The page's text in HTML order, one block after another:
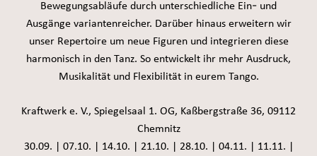
Bewegungsabläufe durch unterschiedliche Ein- und
Ausgänge variantenreicher. Darüber hinaus erweitern wir
unser Repertoire um neue Figuren und integrieren diese
harmonisch in den Tanz. So entwickelt ihr mehr Ausdruck,
Musikalität und Flexibilität in eurem Tango.
Kraftwerk e. V., Spiegelsaal 1. OG, Kaßbergstraße 36, 09112
Chemnitz
30.09. | 07.10. | 14.10. | 21.10. | 28.10. | 04.11. | 11.11. |